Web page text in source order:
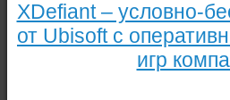
XDefiant – условно-
от Ubisoft с
игр